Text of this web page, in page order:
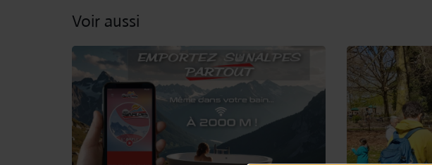
UNE WEBRADIO DANS VOTRE ÉCOLE
ANIMATION RADIO
ANIMATION RADIO DÈS 9 ANS
Voir aussi